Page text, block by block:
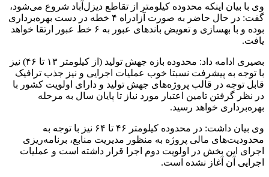
وی با بیان اینکه محدوده کیلومتر از تقاطع دیزل‌آباد شروع می‌شود،
گفت: در حال حاضر به صورت آزادراه ۴ خطه در دست بهره‌برداری
بوده و با بهسازی و تعویض باندهای عبور به ۶ خط عبور ارتقا خواهد
یافت.
بصیری ادامه داد: محدوده بازه جهش تولید (از کیلومتر ۱۳ تا ۴۶) نیز
با توجه به پیشرفت نسبتا خوب عملیات اجرایی و نیز جذب ترافیک
قابل توجه در قالب پروژه‌های جهش تولید و دارای اولویت کشور با
در نظر گرفتن تامین اعتبار مورد نیاز تا پایان سال به مرحله
بهره‌برداری خواهد رسید.
وی بیان داشت: در محدوده کیلومتر ۴۶ تا ۶۴ نیز با توجه به
محدودیت‌های مالی پروژه به منظور مدیریت منابع، برنامه‌ریزی
اجرای این بخش در اولویت دوم اجرا قرار داشته است و عملیات
اجرایی آن آغاز نشده است.